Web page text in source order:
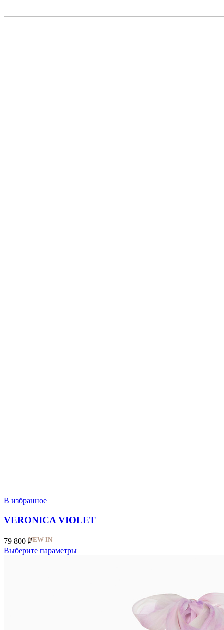
В избранное
VERONICA VIOLET
79 800 ₽
NEW IN
Выберите параметры